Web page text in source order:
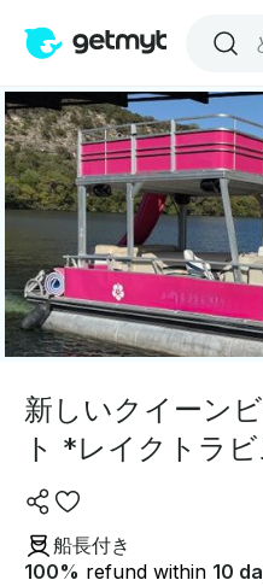
新しいクイーン
ト *レイクトラ
船長付き
100% refund within 10